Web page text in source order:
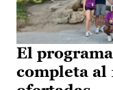
El
completa al